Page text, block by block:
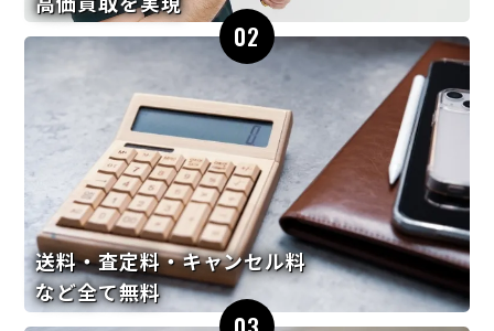
02
送料・査定料・キャンセル料
など全て無料